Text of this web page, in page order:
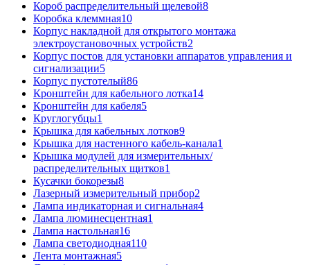
Короб распределительный щелевой8
Коробка клеммная10
Корпус накладной для открытого монтажа
электроустановочных устройств2
Корпус постов для установки аппаратов управления и
сигнализации5
Корпус пустотелый86
Кронштейн для кабельного лотка14
Кронштейн для кабеля5
Круглогубцы1
Крышка для кабельных лотков9
Крышка для настенного кабель-канала1
Крышка модулей для измерительных/
распределительных щитков1
Кусачки бокорезы8
Лазерный измерительный прибор2
Лампа индикаторная и сигнальная4
Лампа люминесцентная1
Лампа настольная16
Лампа светодиодная110
Лента монтажная5